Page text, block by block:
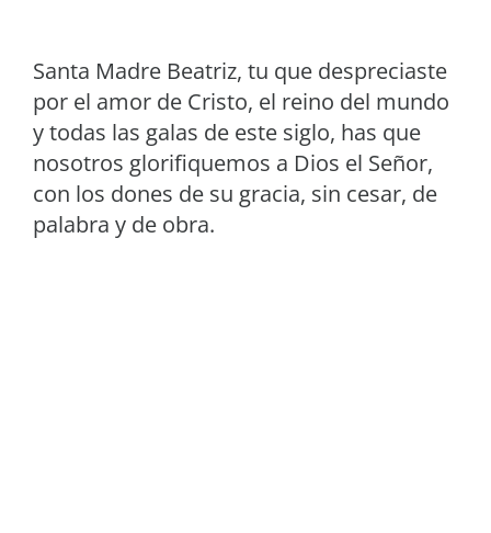
Santa Madre Beatriz, tu que despreciaste
por el amor de Cristo, el reino del mundo
y todas las galas de este siglo, has que
nosotros glorifiquemos a Dios el Señor,
con los dones de su gracia, sin cesar, de
palabra y de obra.